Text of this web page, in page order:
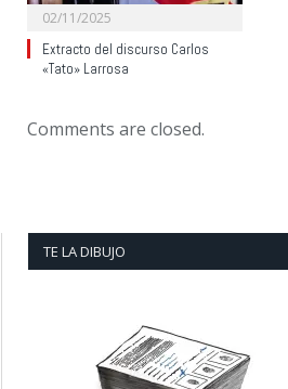
02/11/2025
Extracto del discurso Carlos
«Tato» Larrosa
Comments are closed.
TE LA DIBUJO